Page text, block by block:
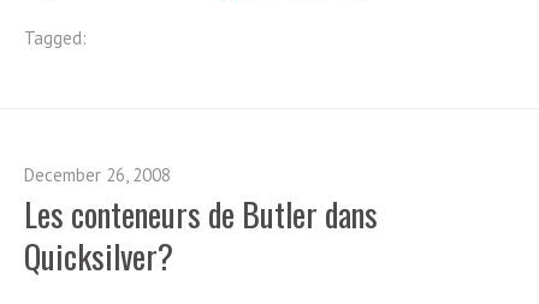
Tagged:
December 26, 2008
Les conteneurs de Butler dans
Quicksilver?